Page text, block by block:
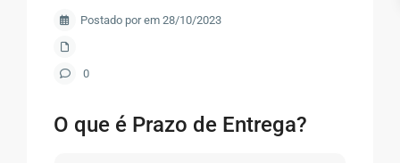
Postado por em 28/10/2023
0
O que é Prazo de Entrega?